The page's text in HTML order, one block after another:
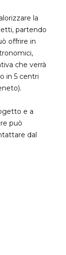
la
partendo
offrire in
che verrà
in 5 centri
e a
può
dal